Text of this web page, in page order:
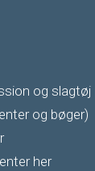
og slagtøj
og bøger)
her